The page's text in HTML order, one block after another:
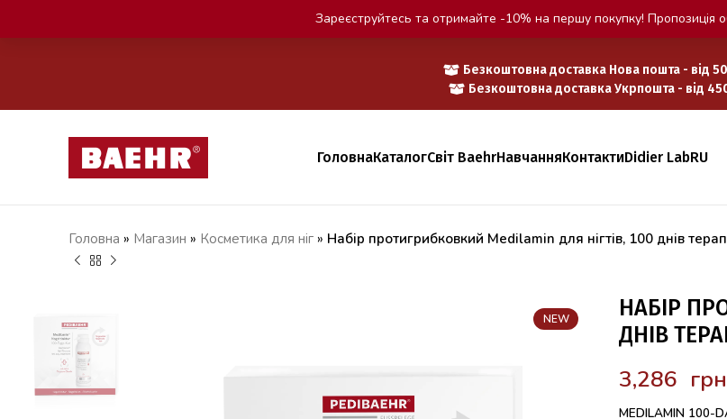
Безкоштовна доставка Нова пошта - від
Безкоштовна доставка Укрпошта - від
ГоловнаКаталогСвіт BaehrНавчанняКонтактиDidier LabRU
Головна » Магазин » Косметика для ніг » Набір протигрибковкий Medilamin для нігтів, 100 днів
NEW
НАБІР
ДНІВ
грн
MEDILAMIN 100-
Зареєструйтесь та отримайте -10% на першу покупку! Пропозиція